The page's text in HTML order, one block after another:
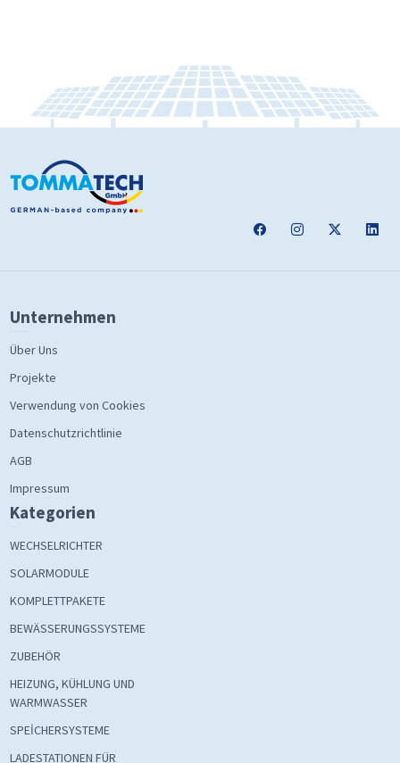
Unternehmen
Über Uns
Projekte
Verwendung von Cookies
Datenschutzrichtlinie
AGB
Impressum
Kategorien
WECHSELRICHTER
SOLARMODULE
KOMPLETTPAKETE
BEWÄSSERUNGSSYSTEME
ZUBEHÖR
HEIZUNG, KÜHLUNG UND
WARMWASSER
SPEİCHERSYSTEME
LADESTATIONEN FÜR